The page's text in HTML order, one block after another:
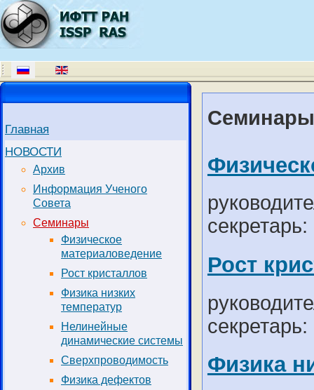
Главная
НОВОСТИ
Архив
Информация Ученого
Совета
Семинары
Физическое
материаловедение
Рост кристаллов
Физика низких
температур
Нелинейные
динамические системы
Сверхпроводимость
Физика дефектов
Семинары
Рост
Физика